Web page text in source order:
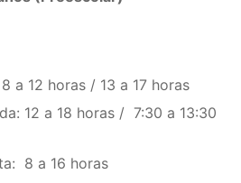
a 12 horas / 13 a 17 horas
12 a 18 horas / 7:30 a 13:30
8 a 16 horas